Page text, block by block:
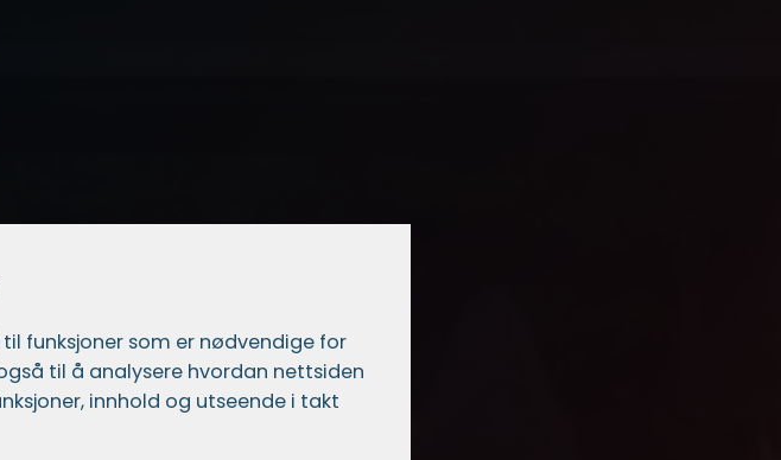
funksjoner som er nødvendige for
til å analysere hvordan nettsiden
innhold og utseende i takt